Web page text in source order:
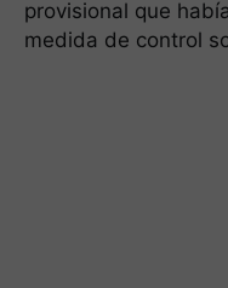
provisional que
medida de control